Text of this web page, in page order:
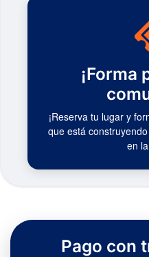
¡Forma
¡Reserva tu lugar y
que está
en
Pago con